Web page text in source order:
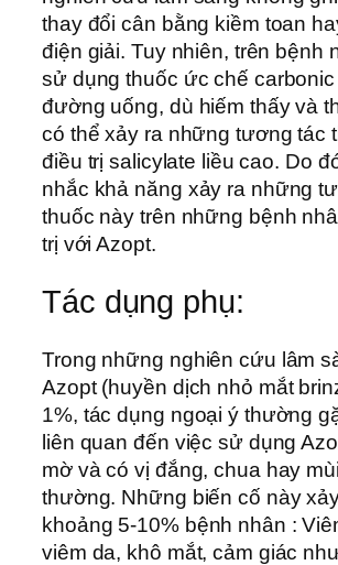
thay đổi cân bằng kiềm toan
điện giải. Tuy nhiên, trên bệnh
sử dụng thuốc ức chế
đường uống, dù hiếm thấy và
có thể xảy ra những tương tác
điều trị salicylate liều cao. Do
nhắc khả năng xảy ra những
thuốc này trên những bệnh
trị với Azopt.
Tác dụng phụ:
Trong những nghiên cứu lâm
Azopt (huyền dịch nhỏ mắt
1%, tác dụng ngoại ý thường
liên quan đến việc sử dụng
mờ và có vị đắng, chua hay
thường. Những biến cố này
khoảng 5-10% bệnh nhân :
viêm da, khô mắt, cảm giác